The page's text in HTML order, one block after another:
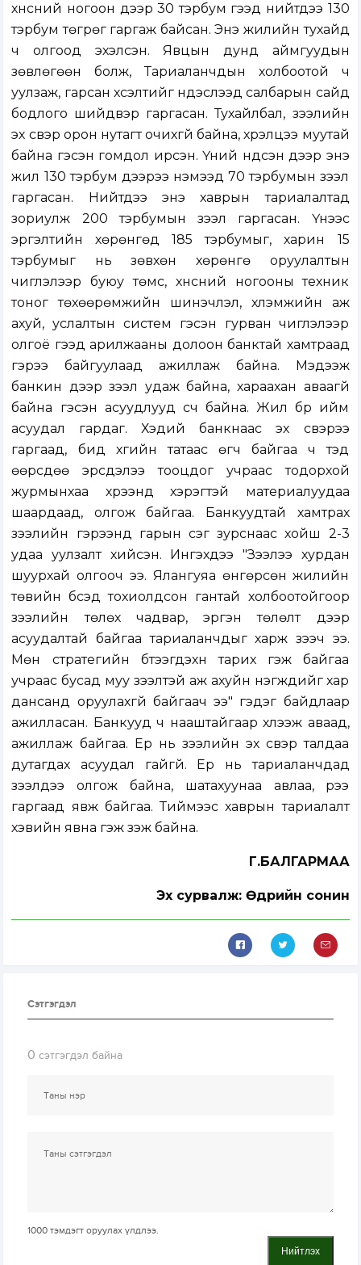
хүнсний ногоон дээр 30 тэрбум гээд нийтдээ 130
тэрбум төгрөг гаргаж байсан. Энэ жилийн тухайд
ч олгоод эхэлсэн. Явцын дунд аймгуудын
зөвлөгөөн болж, Тариаланчдын холбоотой ч
уулзаж, гарсан хүсэлтийг үндэслээд салбарын сайд
бодлого шийдвэр гаргасан. Тухайлбал, зээлийн
эх үүсвэр орон нутагт очихгүй байна, хүрэлцээ муутай
байна гэсэн гомдол ирсэн. Үүний үндсэн дээр энэ
жил 130 тэрбум дээрээ нэмээд 70 тэрбумын зээл
гаргасан. Нийтдээ энэ хаврын тариалалтад
зориулж 200 тэрбумын зээл гаргасан. Үүнээс
эргэлтийн хөрөнгөд 185 тэрбумыг, харин 15
тэрбумыг нь зөвхөн хөрөнгө оруулалтын
чиглэлээр буюу төмс, хүнсний ногооны техник
тоног төхөөрөмжийн шинэчлэл, хүлэмжийн аж
ахуй, услалтын систем гэсэн гурван чиглэлээр
олгоё гээд арилжааны долоон банктай хамтраад
гэрээ байгуулаад ажиллаж байна. Мэдээж
банкин дээр зээл удаж байна, хараахан аваагүй
байна гэсэн асуудлууд үүсч байна. Жил бүр ийм
асуудал гардаг. Хэдий банкнаас эх үүсвэрээ
гаргаад, бид хүүгийн татаас өгч байгаа ч тэд
өөрсдөө эрсдэлээ тооцдог учраас тодорхой
журмынхаа хүрээнд хэрэгтэй материалуудаа
шаардаад, олгож байгаа. Банкуудтай хамтрах
зээлийн гэрээнд гарын үсэг зурснаас хойш 2-3
удаа уулзалт хийсэн. Ингэхдээ "Зээлээ хурдан
шуурхай олгооч ээ. Ялангуяа өнгөрсөн жилийн
төвийн бүсэд тохиолдсон гантай холбоотойгоор
зээлийн төлөх чадвар, эргэн төлөлт дээр
асуудалтай байгаа тариаланчдыг харж үзээч ээ.
Мөн стратегийн бүтээгдэхүүн тарих гэж байгаа
учраас бусад муу зээлтэй аж ахуйн нэгжүүдийг хар
дансанд оруулахгүй байгаач ээ" гэдэг байдлаар
ажилласан. Банкууд ч нааштайгаар хүлээж аваад,
ажиллаж байгаа. Ер нь зээлийн эх үүсвэр талдаа
дутагдах асуудал гайгүй. Ер нь тариаланчдад
зээлүүдээ олгож байна, шатахуунаа авлаа, үрээ
гаргаад явж байгаа. Тиймээс хаврын тариалалт
хэвийн явна гэж үзэж байна.
Г.БАЛГАРМАА
Эх сурвалж: Өдрийн сонин
Сэтгэгдэл
0 сэтгэгдэл байна
1000 тэмдэгт оруулах үлдлээ.
Нийтлэх